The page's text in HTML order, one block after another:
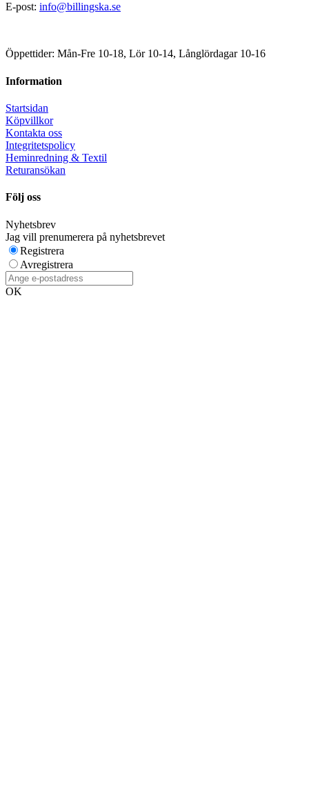
E-post: info@billingska.se
Öppettider: Mån-Fre 10-18, Lör 10-14, Långlördagar 10-16
Information
Startsidan
Köpvillkor
Kontakta oss
Integritetspolicy
Heminredning & Textil
Returansökan
Följ oss
Nyhetsbrev
Jag vill prenumerera på nyhetsbrevet
Registrera
Avregistrera
OK